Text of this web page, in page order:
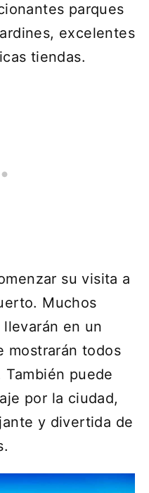
parques
excelentes
tiendas.
su visita a
Muchos
en un
mostrarán todos
puede
por la ciudad,
y divertida de